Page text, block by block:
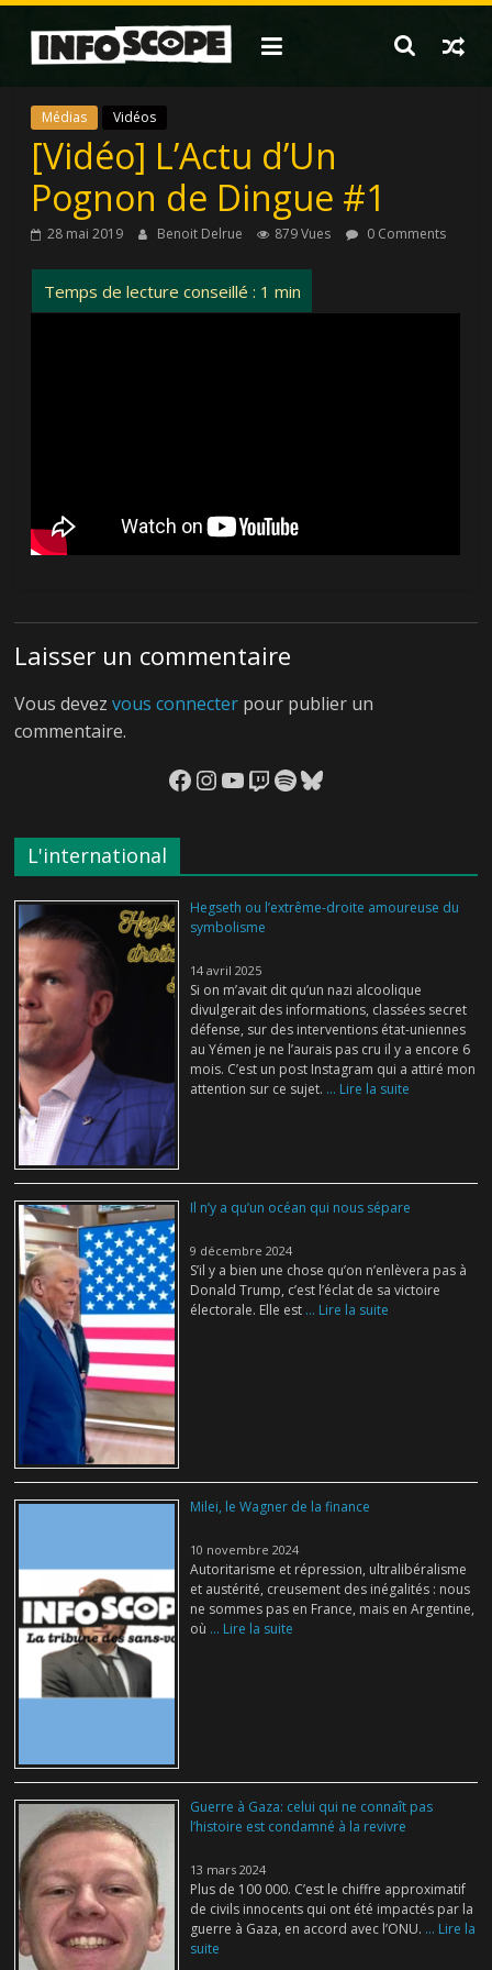
Passer
contenu
Médias Vidéos
[Vidéo] L’Actu d’Un
Pognon de Dingue #1
28 mai 2019 Benoit Delrue 879 Vues 0 Comments
← Previous Next →
Laisser un commentaire
Vous devezvous connecter pour publier un
commentaire.
Facebook
Instagram
YouTube
Twitch
Spotify
Bluesky
L'international
Hegseth ou l’extrême-droite amoureuse du
symbolisme
14 avril 2025
Si on m’avait dit qu’un nazi alcoolique
divulgerait des informations, classées secret
défense, sur des interventions état-uniennes
au Yémen je ne l’aurais pas cru il y a encore 6
mois. C’est un post Instagram qui a attiré mon
attention sur ce sujet. ... Lire la suite
Il n’y a qu’un océan qui nous sépare
9 décembre 2024
S’il y a bien une chose qu’on n’enlèvera pas à
Donald Trump, c’est l’éclat de sa victoire
électorale. Elle est ... Lire la suite
Milei, le Wagner de la finance
10 novembre 2024
Autoritarisme et répression, ultralibéralisme
et austérité, creusement des inégalités : nous
ne sommes pas en France, mais en Argentine,
où ... Lire la suite
Guerre à Gaza: celui qui ne connaît pas
l’histoire est condamné à la revivre
13 mars 2024
Plus de 100 000. C’est le chiffre approximatif
de civils innocents qui ont été impactés par la
guerre à Gaza, en accord avec l’ONU. ... Lire la
suite